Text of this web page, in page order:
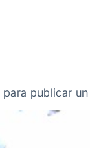
para publicar